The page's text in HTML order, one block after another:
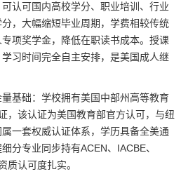
认可国内高校学分、职业培训、行业
，大幅缩短毕业周期，学费相较传统
项奖学金，降低在职读书成本。授课
习时间完全自主安排，是美国成人继
基础：学校拥有美国中部州高等教育
，该认证为美国教育部官方认可，与纽
一套权威认证体系，学历具备全美通
分专业同步持有ACEN、IACBE、
质认可度扎实。